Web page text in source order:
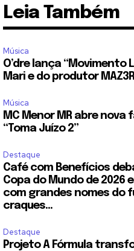
Leia Também
Música
O’dre lança “Movimento
Mari e do produtor MAZ3R
Música
MC Menor MR abre
“Toma Juízo 2”
Destaque
Café com Benefícios
Copa do Mundo de 2026
com grandes nomes do
craques...
Destaque
Projeto A Fórmula